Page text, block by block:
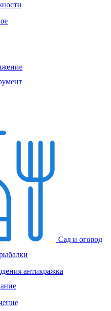
Сад и огород
антикражка